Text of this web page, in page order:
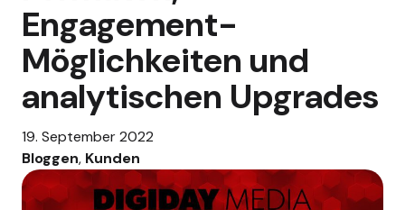
Engagement-
Möglichkeiten und
analytischen Upgrades
19. September 2022
Bloggen, Kunden